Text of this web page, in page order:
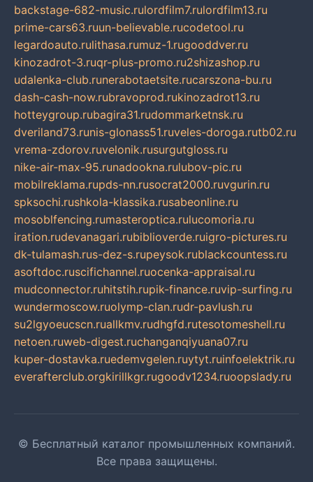
backstage-682-music.rulordfilm7.rulordfilm13.ru
prime-cars63.ruun-believable.rucodetool.ru
legardoauto.rulithasa.rumuz-1.rugooddver.ru
kinozadrot-3.ruqr-plus-promo.ru2shizashop.ru
udalenka-club.runerabotaetsite.rucarszona-bu.ru
dash-cash-now.rubravoprod.rukinozadrot13.ru
hotteygroup.rubagira31.rudommarketnsk.ru
dveriland73.runis-glonass51.ruveles-doroga.rutb02.ru
vrema-zdorov.ruvelonik.rusurgutgloss.ru
nike-air-max-95.runadookna.rulubov-pic.ru
mobilreklama.rupds-nn.rusocrat2000.ruvgurin.ru
spksochi.rushkola-klassika.rusabeonline.ru
mosoblfencing.rumasteroptica.rulucomoria.ru
iration.rudevanagari.rubiblioverde.ruigro-pictures.ru
dk-tulamash.rus-dez-s.rupeysok.rublackcountess.ru
asoftdoc.ruscifichannel.ruocenka-appraisal.ru
mudconnector.ruhitstih.rupik-finance.ruvip-surfing.ru
wundermoscow.ruolymp-clan.rudr-pavlush.ru
su2lgyoeucscn.ruallkmv.rudhgfd.rutesotomeshell.ru
netoen.ruweb-digest.ruchanganqiyuana07.ru
kuper-dostavka.ruedemvgelen.ruytyt.ruinfoelektrik.ru
everafterclub.orgkirillkgr.rugoodv1234.ruoopslady.ru
© Бесплатный каталог промышленных компаний.
Все права защищены.